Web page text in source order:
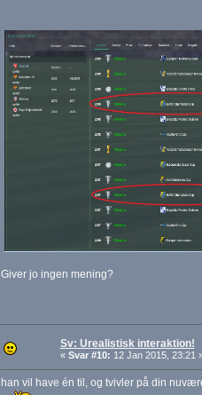
Giver jo ingen mening?
Sv: Urealistisk interaktion!
« Svar #10: 12 Jan 2015, 23:21
han vil have én til, og tvivler på din